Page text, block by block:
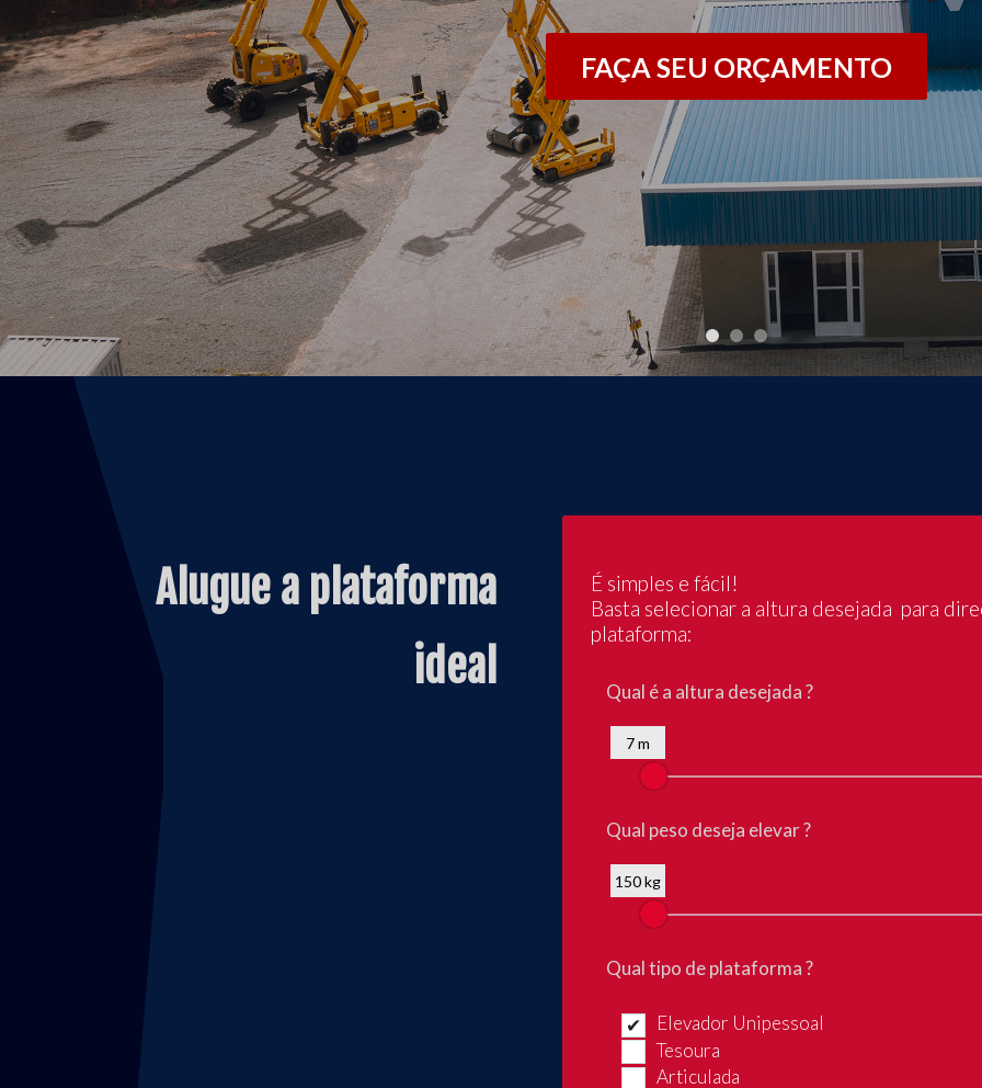
FAÇA SEU ORÇAMENTO
Alugue a plataforma
ideal
É simples e fácil!
Basta selecionar a altura desejada para
plataforma:
Qual é a altura desejada ?
7 m
Qual peso deseja elevar ?
150 kg
Qual tipo de plataforma ?
Elevador Unipessoal
Tesoura
Articulada